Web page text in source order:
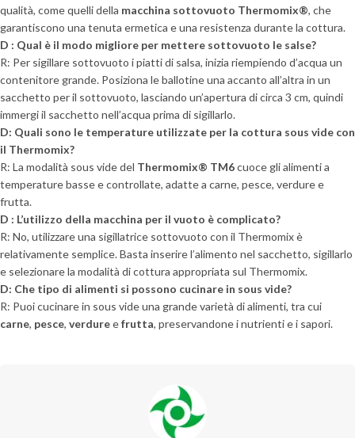
qualità, come quelli della macchina sottovuoto Thermomix®, che
garantiscono una tenuta ermetica e una resistenza durante la cottura.
D : Qual è il modo migliore per mettere sottovuoto le salse?
R: Per sigillare sottovuoto i piatti di salsa, inizia riempiendo d’acqua un
contenitore grande. Posiziona le ballotine una accanto all’altra in un
sacchetto per il sottovuoto, lasciando un’apertura di circa 3 cm, quindi
immergi il sacchetto nell’acqua prima di sigillarlo.
D: Quali sono le temperature utilizzate per la cottura sous vide con
il Thermomix?
R: La modalità sous vide del Thermomix® TM6cuoce gli alimenti a
temperature basse e controllate, adatte a carne, pesce, verdure e
frutta.
D : L’utilizzo della macchina per il vuoto è complicato?
R: No, utilizzare una sigillatrice sottovuoto con il Thermomix è
relativamente semplice. Basta inserire l’alimento nel sacchetto, sigillarlo
e selezionare la modalità di cottura appropriata sul Thermomix.
D: Che tipo di alimenti si possono cucinare in sous vide?
R: Puoi cucinare in sous vide una grande varietà di alimenti, tra cui
carne, pesce, verdureefrutta, preservandone i nutrienti e i sapori.